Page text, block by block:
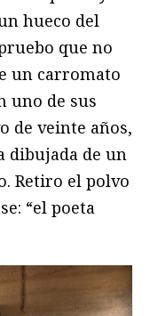
hueco del
que no
un carromato
uno de sus
de veinte años,
dibujada de un
Retiro el polvo
“el poeta